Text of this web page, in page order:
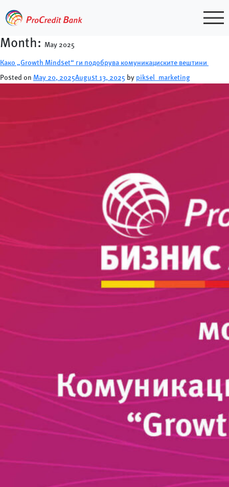
to
content
Month: May 2025
Како „Growth Mindset“ ги подобрува комуникациските вештини
Posted on May 20, 2025August 13, 2025 by piksel_marketing